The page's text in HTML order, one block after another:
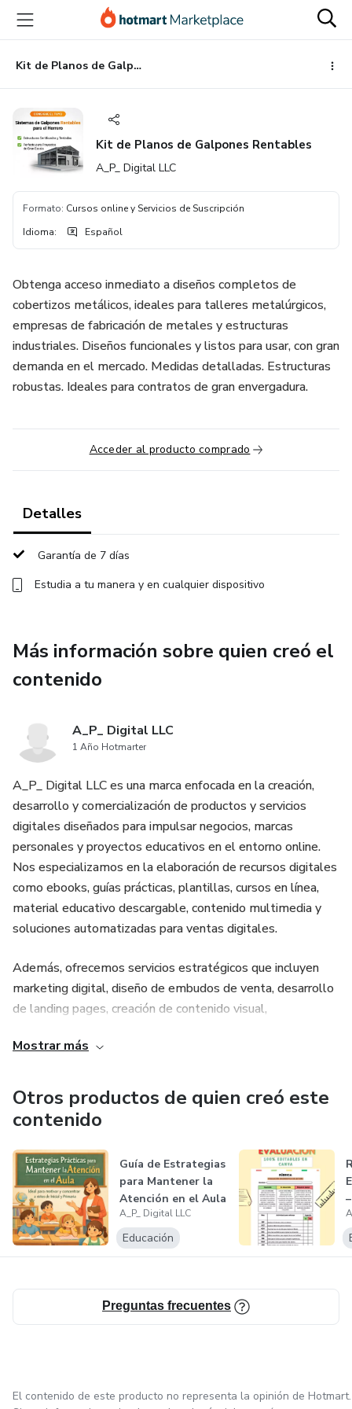
principal
página
de
página
Kit de Planos de Galpones Rentables
Kit de Planos de Galpones Rentables
A_P_ Digital LLC
Formato: Cursos online y Servicios de Suscripción
Idioma: Español
Obtenga acceso inmediato a diseños completos de
cobertizos metálicos, ideales para talleres metalúrgicos,
empresas de fabricación de metales y estructuras
industriales. Diseños funcionales y listos para usar, con gran
demanda en el mercado. Medidas detalladas. Estructuras
robustas. Ideales para contratos de gran envergadura.
Acceder al producto comprado
Detalles
Garantía de 7 días
Estudia a tu manera y en cualquier dispositivo
Más información sobre quien creó el
contenido
A_P_ Digital LLC
1 Año Hotmarter
A_P_ Digital LLC es una marca enfocada en la creación,
desarrollo y comercialización de productos y servicios
digitales diseñados para impulsar negocios, marcas
personales y proyectos educativos en el entorno online.
Nos especializamos en la elaboración de recursos digitales
como ebooks, guías prácticas, plantillas, cursos en línea,
material educativo descargable, contenido multimedia y
soluciones automatizadas para ventas digitales.
Además, ofrecemos servicios estratégicos que incluyen
marketing digital, diseño de embudos de venta, desarrollo
de landing pages, creación de contenido visual,
en productos digitales. Nuestro objetivo es brindar
resultados, ayudando a emprendedores y creadores a
transformar ideas en activos digitales rentables mediante
soluciones innovadoras y fáciles de implementar.
Mostrar más
Otros productos de quien creó este
contenido
Guía de Estrategias
para Mantener la
Atención en el Aula
A_P_ Digital LLC
Educación
Preguntas frecuentes
El contenido de este producto no representa la opinión de Hotmart.